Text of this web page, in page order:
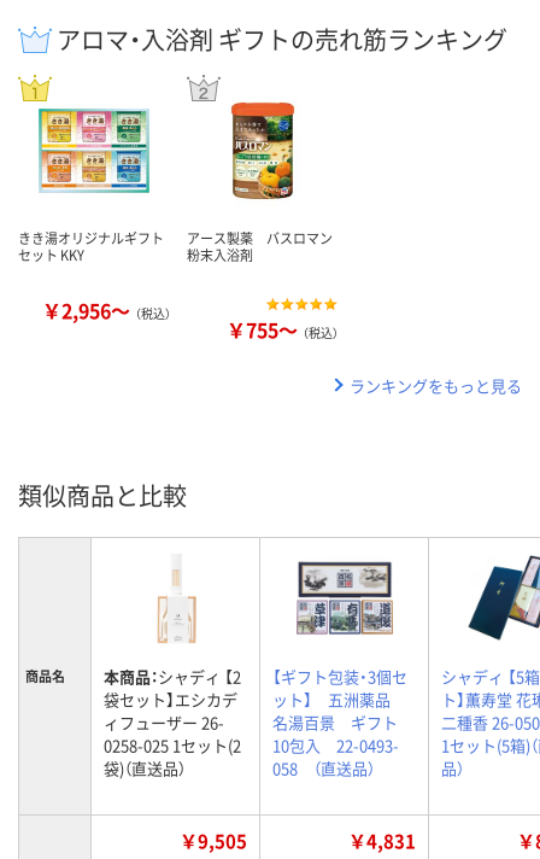
アロマ・入浴剤 ギフトの売れ筋ランキング
きき湯オリジナルギフト
セット KKY
￥2,956～ （税込）
アース製薬 バスロマン
粉末入浴剤
￥755～ （税込）
ランキングをもっと見る
類似商品と比較
商品名 本商品：シャディ 【2
袋セット】エシカデ
ィフューザー 26-
0258-025 1セット(2
袋)（直送品）
【ギフト包装・3個セ
ット】 五洲薬品
名湯百景 ギフト
10包入 22-0493-
058 （直送品）
シャディ 【5
ト】薫寿堂
二種香 26-
1セット(5箱)
品）
￥9,505 ￥4,831